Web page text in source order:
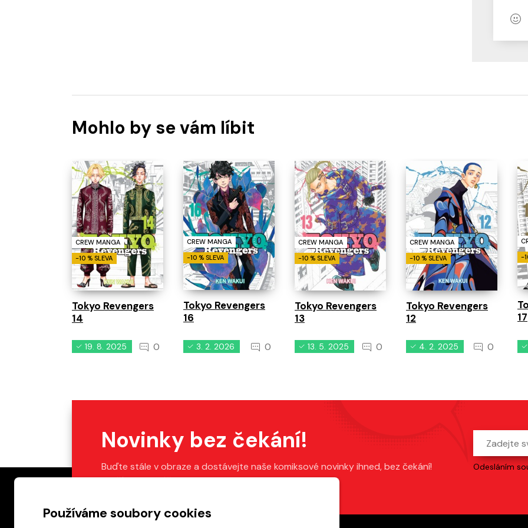
Používáme soubory cookies
Mohlo by se vám líbit
CREW MANGA
-10 % SLEVA
Tokyo Revengers
14
19. 8. 2025 0
CREW MANGA
-10 % SLEVA
Tokyo Revengers
16
3. 2. 2026 0
CREW MANGA
-10 % SLEVA
Tokyo Revengers
13
13. 5. 2025 0
CREW MANGA
-10 % SLEVA
Tokyo Revengers
12
4. 2. 2025 0
-
17
Novinky bez čekání!
Buďte stále v obraze a dostávejte naše komiksové novinky ihned, bez čekání!
Stačí vyplnit váš e-mail.
Odesláním